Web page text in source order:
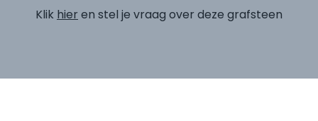
Klik hier en stel je vraag over deze grafsteen